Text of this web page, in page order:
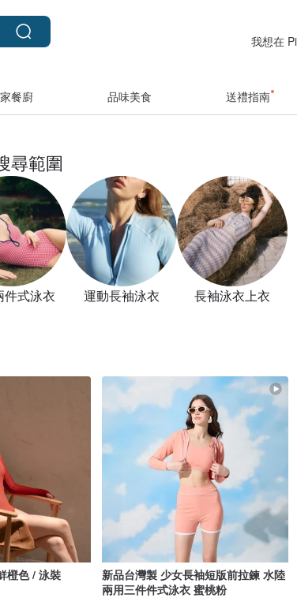
我想在
餐廚 品味美食 送禮指南
尋範圍
件式泳衣 運動長袖泳衣 長袖泳衣上衣
橙色 / 泳裝
新品台灣製 少女長袖短版前拉鍊 水陸
兩用三件件式泳衣 蜜桃粉